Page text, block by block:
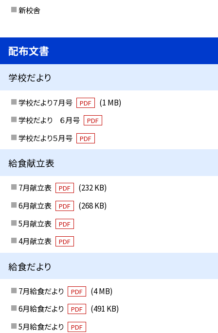
新校舎
配布文書
学校だより
学校だより７月号 PDF
(1 MB)
学校だより ６月号
PDF
学校だより５月号 PDF
給食献立表
7月献立表 PDF
(232 KB)
6月献立表
PDF
(268 KB)
5月献立表
PDF
4月献立表 PDF
給食だより
7月給食だより PDF
(4 MB)
6月給食だより
PDF
(491 KB)
5月給食だより
PDF